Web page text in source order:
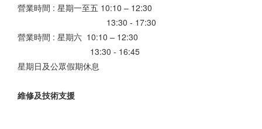
營業時間 : 星期一至五 10:10 – 12:30
13:30 - 17:30
營業時間 : 星期六 10:10 – 12:30
13:30 - 16:45
星期日及公眾假期休息
維修及技術支援